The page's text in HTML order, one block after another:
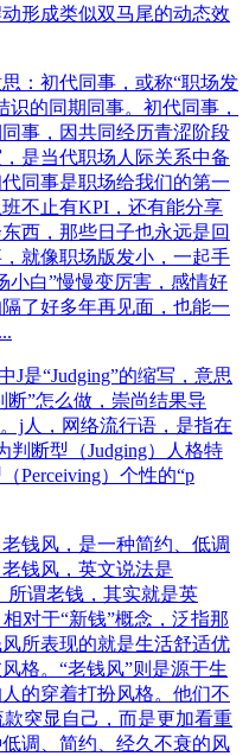
形成类似双马尾的动态效
：初代同事，或称“职场发
的同期同事。初代同事，
事，因共同经历青涩阶段
是当代职场人际关系中备
同事是职场给我们的第一
不止有KPI，还有能分享
西，那些日子也永远是回
就像职场版发小，一起手
小白”慢慢变厉害，感情好
了好多年再见面，也能一
J是“Judging”的缩写，意思
断”怎么做，崇尚结果导
j人，网络流行语，是指在
断型（Judging）人格特
Perceiving）个性的“p
钱风，是一种简约、低调
钱风，英文说法是
所谓老钱，其实就是英
对于“新钱”概念，泛指那
所表现的就是生活舒适优
格。“老钱风”则是源于生
的穿着打扮风格。他们不
突显自己，而是更加看重
调、简约、经久不衰的风